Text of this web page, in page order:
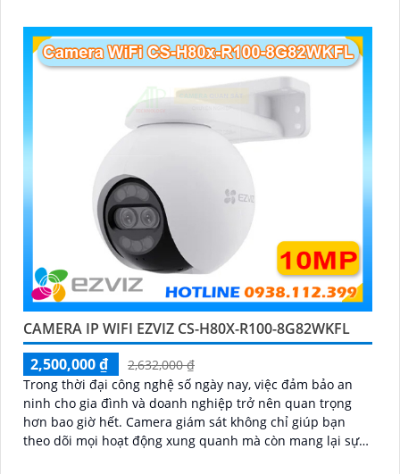
CAMERA IP WIFI EZVIZ CS-H80X-R100-8G82WKFL
2,500,000 ₫
2,632,000 ₫
Trong thời đại công nghệ số ngày nay, việc đảm bảo an
ninh cho gia đình và doanh nghiệp trở nên quan trọng
hơn bao giờ hết. Camera giám sát không chỉ giúp bạn
theo dõi mọi hoạt động xung quanh mà còn mang lại sự